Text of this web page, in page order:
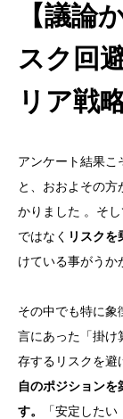
【議論
スク回
リア戦
アンケート結果こ
と、おおよその
かりました 。そ
ではなく リスクを
けている事がうか
その中でも特に象
言にあった「掛け
存するリスクを避
自のポジション
す。
「安定した